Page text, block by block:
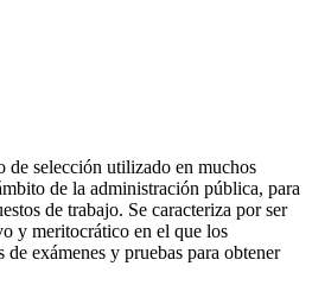
de selección utilizado en muchos
de la administración pública, para
de trabajo. Se caracteriza por ser
y meritocrático en el que los
exámenes y pruebas para obtener